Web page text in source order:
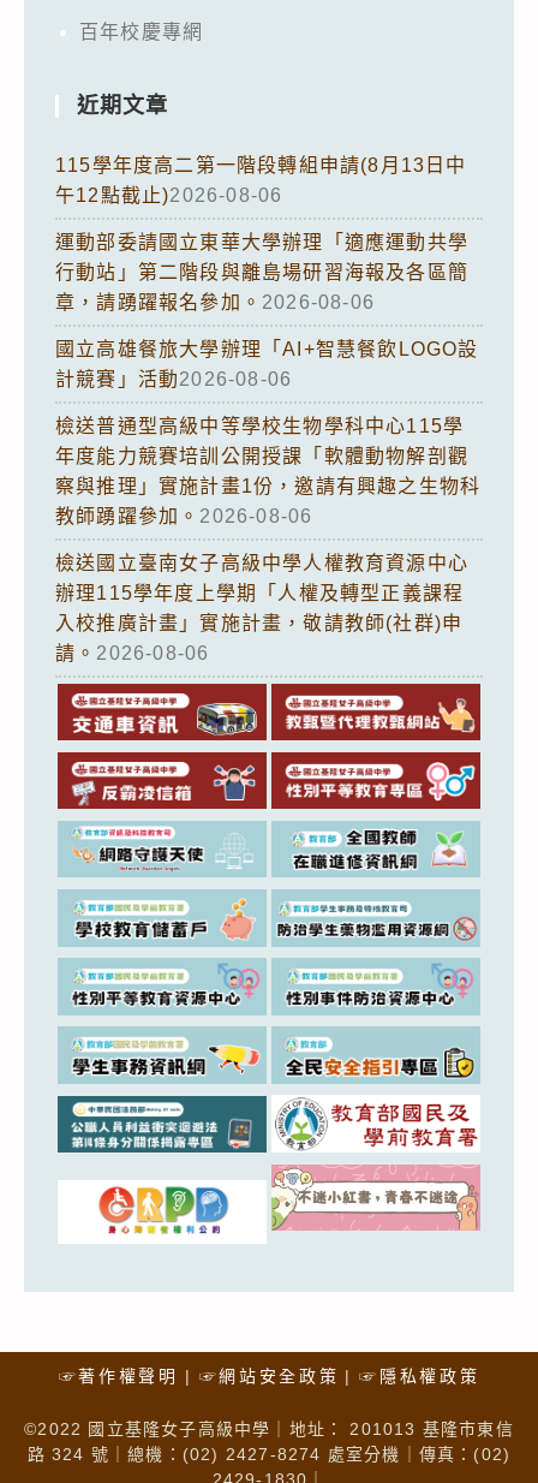
百年校慶專網
近期文章
115學年度高二第一階段轉組申請(8月13日中
午12點截止)2026-08-06
運動部委請國立東華大學辦理「適應運動共學
行動站」第二階段與離島場研習海報及各區簡
章，請踴躍報名參加。 2026-08-06
國立高雄餐旅大學辦理「AI+智慧餐飲LOGO設
計競賽」活動2026-08-06
檢送普通型高級中等學校生物學科中心115學
年度能力競賽培訓公開授課「軟體動物解剖觀
察與推理」實施計畫1份，邀請有興趣之生物科
教師踴躍參加。 2026-08-06
檢送國立臺南女子高級中學人權教育資源中心
辦理115學年度上學期「人權及轉型正義課程
入校推廣計畫」實施計畫，敬請教師(社群)申
請。 2026-08-06
☞著作權聲明 ☞網站安全政策 ☞隱私權政策
©2022 國立基隆女子高級中學｜地址： 201013 基隆市東信
路 324 號｜總機：(02) 2427-8274 處室分機｜傳真：(02)
2429-1830｜